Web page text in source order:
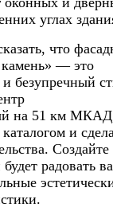
углах
что
— это
безупречный
на 51 км
и
Создайте
радовать